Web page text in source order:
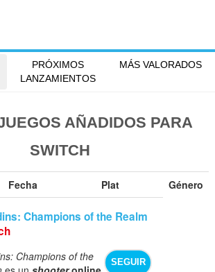
PRÓXIMOS
LANZAMIENTOS
MÁS VALORADOS
AÑADIDOS PARA
SWITCH
Fecha Plat Género
Champions of the Realm
SEGUIR
Champions of the